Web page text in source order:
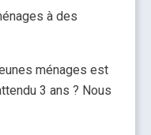
à des
ménages est
3 ans ? Nous